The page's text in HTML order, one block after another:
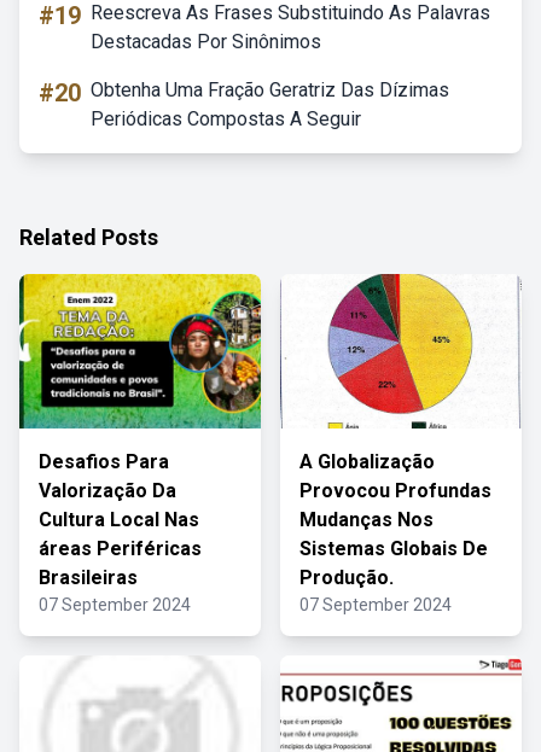
#19 Reescreva As Frases Substituindo As Palavras
Destacadas Por Sinônimos
#20 Obtenha Uma Fração Geratriz Das Dízimas
Periódicas Compostas A Seguir
Related Posts
Desafios Para
Valorização Da
Cultura Local Nas
áreas Periféricas
Brasileiras
07 September 2024
A Globalização
Provocou Profundas
Mudanças Nos
Sistemas Globais De
Produção.
07 September 2024